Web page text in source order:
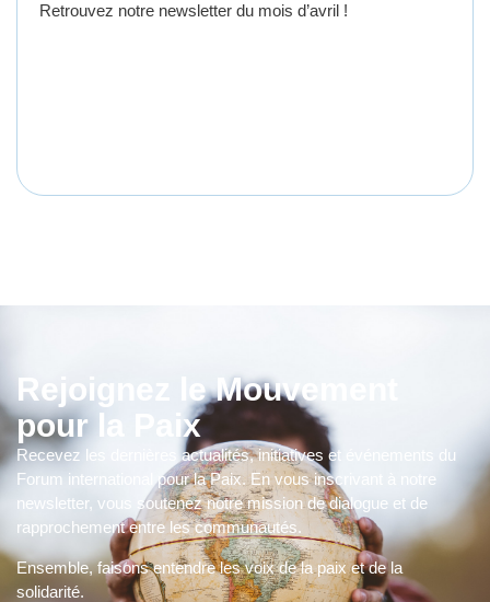
Retrouvez notre newsletter du mois d’avril !
Rejoignez le Mouvement
pour la Paix
Recevez les dernières actualités, initiatives et événements du
Forum international pour la Paix. En vous inscrivant à notre
newsletter, vous soutenez notre mission de dialogue et de
rapprochement entre les communautés.
Ensemble, faisons entendre les voix de la paix et de la
solidarité.